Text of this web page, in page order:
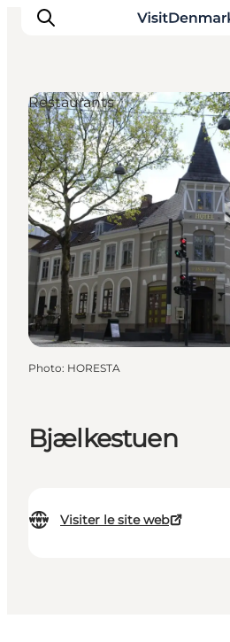
Inspirations
Destinations
Quoi faire
Hébergements
Planifiez votre voyage
Bjælkestuen
Visiter le site web
Restaurants
Photo: HORESTA